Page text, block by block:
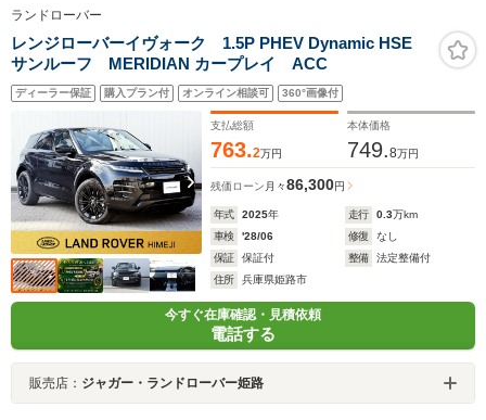
ランドローバー
レンジローバーイヴォーク 1.5P PHEV Dynamic HSE
サンルーフ MERIDIAN カープレイ ACC
ディーラー保証 購入プラン付 オンライン相談可 360°画像付
支払総額
763.2万円
本体価格
749.8万円
残価ローン 月々86,300円
年式 2025年 走行 0.3万km
車検
'28/06 修復
なし
保証
保証付 整備
法定整備付
住所
兵庫県姫路市
今すぐ在庫確認・見積依頼
電話する
販売店： ジャガー・ランドローバー姫路